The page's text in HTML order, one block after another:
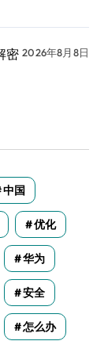
密 2026年8月8日
中国
优化
华为
安全
怎么办